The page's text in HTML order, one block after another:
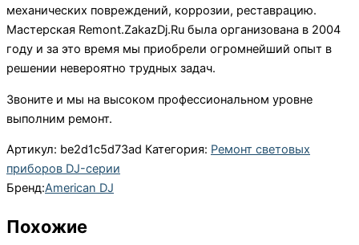
механических повреждений, коррозии, реставрацию.
Мастерская Remont.ZakazDj.Ru была организована в 2004
году и за это время мы приобрели огромнейший опыт в
решении невероятно трудных задач.
Звоните и мы на высоком профессиональном уровне
выполним ремонт.
Артикул: be2d1c5d73ad Категория: Ремонт световых
приборов DJ-серии
Бренд:American DJ
Похожие